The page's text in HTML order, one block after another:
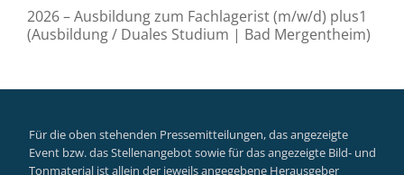
2026 – Ausbildung zum Fachlagerist (m/w/d) plus1
(Ausbildung / Duales Studium | Bad Mergentheim)
Für die oben stehenden Pressemitteilungen, das angezeigte
Event bzw. das Stellenangebot sowie für das angezeigte Bild- und
Tonmaterial ist allein der jeweils angegebene Herausgeber